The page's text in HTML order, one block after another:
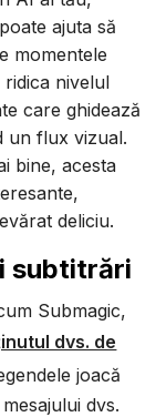
ajuta să
momentele
nivelul
care ghidează
un flux vizual.
bine, acesta
deliciu.
subtitrări
Submagic,
dvs. de
joacă
dvs.